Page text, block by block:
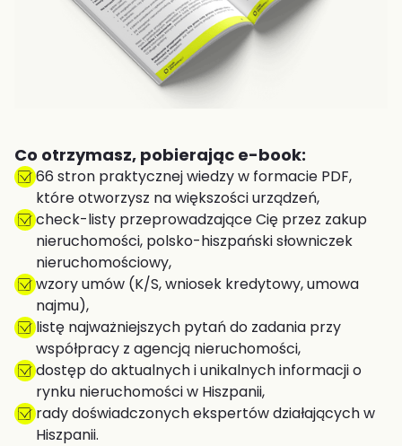
Co otrzymasz, pobierając e-book:
66 stron praktycznej wiedzy w formacie PDF,
które otworzysz na większości urządzeń,
check-listy przeprowadzające Cię przez zakup
nieruchomości, polsko-hiszpański słowniczek
nieruchomościowy,
wzory umów (K/S, wniosek kredytowy, umowa
najmu),
listę najważniejszych pytań do zadania przy
współpracy z agencją nieruchomości,
dostęp do aktualnych i unikalnych informacji o
rynku nieruchomości w Hiszpanii,
rady doświadczonych ekspertów działających w
Hiszpanii.